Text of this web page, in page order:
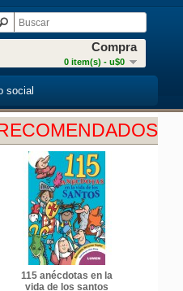
Compra
0 item(s) - u$0
social
115 anécdotas en la
vida de los santos